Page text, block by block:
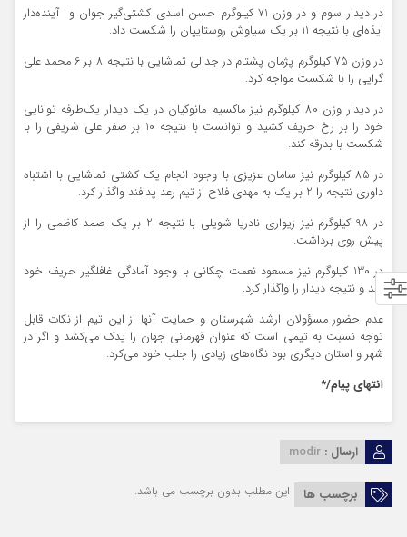
در دیدار سوم و در وزن 71 کیلوگرم حسن اسدی کشتی‌گیر جوان و آینده‌دار
ایذه‌ای با نتیجه 11 بر یک سیاوش روستاییان را شکست داد.
در وزن 75 کیلوگرم پژمان پشتام در جدالی تماشایی با نتیجه 8 بر 6 محمد علی
گرایی را با شکست مواجه کرد.
در دیدار وزن 80 کیلوگرم نیز ماکسیم مانوکیان در یک دیدار یک‌طرفه توانایی
خود را بر رخ حریف کشید و توانست با نتیجه 10 بر صفر علی شریفی را با
شکست با بدرقه کند.
در 85 کیلوگرم نیز سامان عزیزی با وجود انجام یک کشتی تماشایی با اشتباه
داوری نتیجه را 2 بر یک به مهدی فلاح از تیم رعد پدافند واگذار کرد.
در 98 کیلوگرم نیز زیواری نادریا شویلی با نتیجه 2 بر یک صمد کاظمی را از
پیش روی برداشت.
در 130 کیلوگرم نیز مسعود نعمت چکانی با وجود آمادگی غافلگیر حریف خود
شد و نتیجه دیدار را واگذار کرد.
عدم حضور مسؤولان ارشد شهرستان و حمایت آنها از این تیم از نکات قابل
توجه نسبت به تیمی است که عنوان قهرمانی جهان را یدک می‌کشد و اگر در
شهر و استان دیگری بود نگاه‌های زیادی را جلب خود می‌کرد.
انتهای پیام/*
ارسال : modir
برچسب ها این مطلب بدون برچسب می باشد.